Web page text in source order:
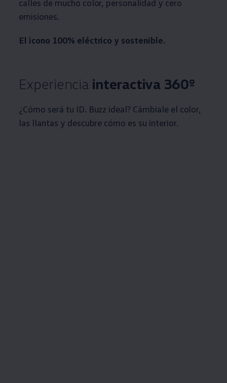
calles de mucho color, personalidad y cero
emisiones.
El icono 100% eléctrico y sostenible.
Experiencia interactiva 360º
¿Cómo será tu ID. Buzz ideal? Cámbiale el color,
las llantas y descubre cómo es su interior.